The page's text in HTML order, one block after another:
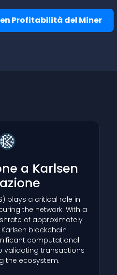
Profitabilità del Miner
a Karlsen
plays a critical role in
the network. With a
of approximately
Karlsen blockchain
computational
validating transactions
the ecosystem.